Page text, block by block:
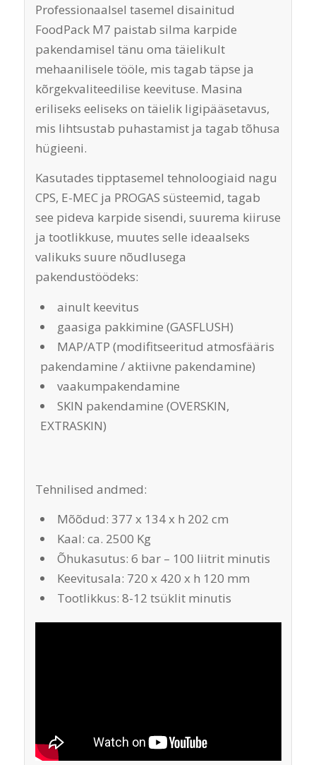
Professionaalsel tasemel disainitud
FoodPack M7 paistab silma karpide
pakendamisel tänu oma täielikult
mehaanilisele tööle, mis tagab täpse ja
kõrgekvaliteedilise keevituse. Masina
eriliseks eeliseks on täielik ligipääsetavus,
mis lihtsustab puhastamist ja tagab tõhusa
hügieeni.
Kasutades tipptasemel tehnoloogiaid nagu
CPS, E-MEC ja PROGAS süsteemid, tagab
see pideva karpide sisendi, suurema kiiruse
ja tootlikkuse, muutes selle ideaalseks
valikuks suure nõudlusega
pakendustöödeks:
ainult keevitus
gaasiga pakkimine (GASFLUSH)
MAP/ATP (modifitseeritud atmosfääris
pakendamine / aktiivne pakendamine)
vaakumpakendamine
SKIN pakendamine (OVERSKIN,
EXTRASKIN)
Tehnilised andmed:
Mõõdud: 377 x 134 x h 202 cm
Kaal: ca. 2500 Kg
Õhukasutus: 6 bar – 100 liitrit minutis
Keevitusala: 720 x 420 x h 120 mm
Tootlikkus: 8-12 tsüklit minutis